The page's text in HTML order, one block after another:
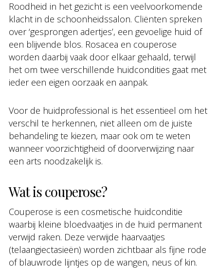
Roodheid in het gezicht is een veelvoorkomende
klacht in de schoonheidssalon. Cliënten spreken
over ‘gesprongen adertjes’, een gevoelige huid of
een blijvende blos. Rosacea en couperose
worden daarbij vaak door elkaar gehaald, terwijl
het om twee verschillende huidcondities gaat met
ieder een eigen oorzaak en aanpak.
Voor de huidprofessional is het essentieel om het
verschil te herkennen, niet alleen om de juiste
behandeling te kiezen, maar ook om te weten
wanneer voorzichtigheid of doorverwijzing naar
een arts noodzakelijk is.
Wat is couperose?
Couperose is een cosmetische huidconditie
waarbij kleine bloedvaatjes in de huid permanent
verwijd raken. Deze verwijde haarvaatjes
(telaangiectasieën) worden zichtbaar als fijne rode
of blauwrode lijntjes op de wangen, neus of kin.